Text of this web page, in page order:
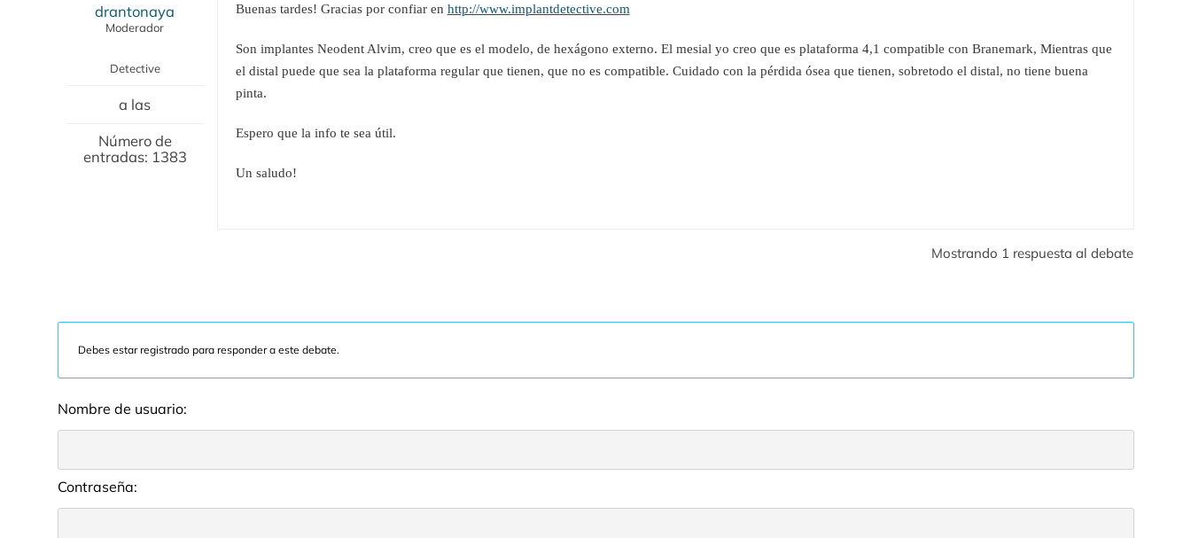
drantonaya
Moderador
Detective
a las
Número de
entradas: 1383
Buenas tardes! Gracias por confiar en http://www.implantdetective.com
Son implantes Neodent Alvim, creo que es el modelo, de hexágono externo. El mesial yo creo que es plataforma 4,1 compatible con Branemark, Mientras que
el distal puede que sea la plataforma regular que tienen, que no es compatible. Cuidado con la pérdida ósea que tienen, sobretodo el distal, no tiene buena
pinta.
Espero que la info te sea útil.
Un saludo!
Mostrando 1 respuesta al debate
Debes estar registrado para responder a este debate.
Nombre de usuario:
Contraseña: